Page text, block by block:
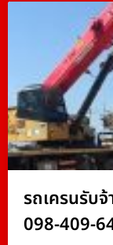
รถเครนรับ
098-409-